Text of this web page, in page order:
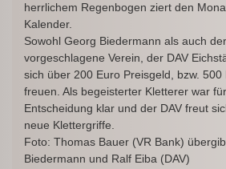
herrlichem Regenbogen ziert den
Kalender.
Sowohl Georg Biedermann als auch
vorgeschlagene Verein, der DAV
sich über 200 Euro Preisgeld, bzw. 500
freuen. Als begeisterter Kletterer war
Entscheidung klar und der DAV freut
neue Klettergriffe.
Foto: Thomas Bauer (VR Bank)
Biedermann und Ralf Eiba (DAV)